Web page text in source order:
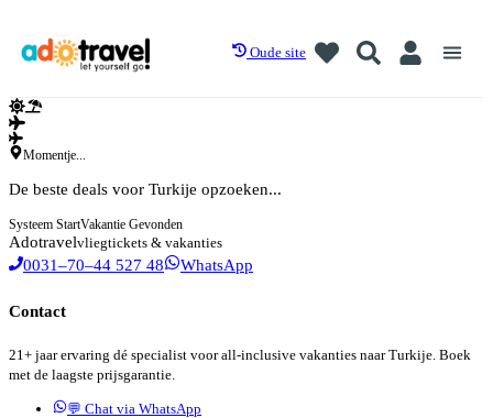
Oude site
Momentje...
De beste deals voor Turkije opzoeken...
Systeem StartVakantie Gevonden
Adotravelvliegtickets & vakanties
0031–70–44 527 48 WhatsApp
Contact
21+ jaar ervaring dé specialist voor all-inclusive vakanties naar Turkije. Boek
met de laagste prijsgarantie.
💬 Chat via WhatsApp